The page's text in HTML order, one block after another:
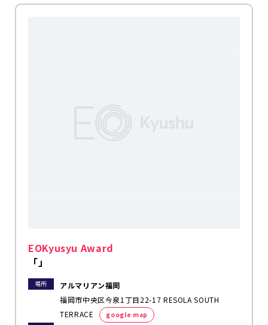
EOKyusyu Award
「」
場所
アルマリアン福岡
福岡市中央区今泉1丁目22-17 RESOLA SOUTH
TERRACE
google map